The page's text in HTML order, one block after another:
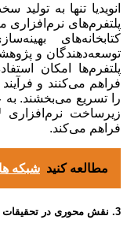
انویدیا تنها به
کتابخانه‌های
توسعه‌دهندگان و
فراهم می‌کنند و
را تسریع می‌بخشند. به
زیرساخت نرم‌افزاری
فراهم می‌کند.
مطالعه کنید شبکه
3. نقش محوری در تحقیقات و نوآوری: